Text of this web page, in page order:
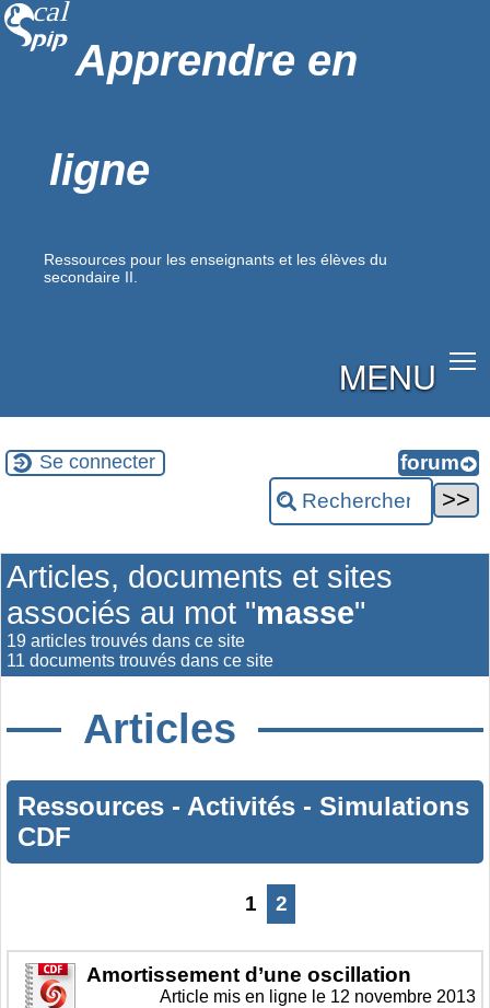
Apprendre en
ligne
Ressources pour les enseignants et les élèves du
secondaire II.
MENU
Se connecter
Articles, documents et sites
associés au mot "masse"
19 articles trouvés dans ce site
11 documents trouvés dans ce site
Articles
Ressources - Activités - Simulations
CDF
1 2
Amortissement d’une oscillation
Article mis en ligne le 12 novembre 2013